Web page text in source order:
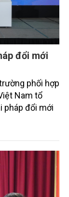
đổi mới
phối hợp
Nam tổ
pháp đổi mới